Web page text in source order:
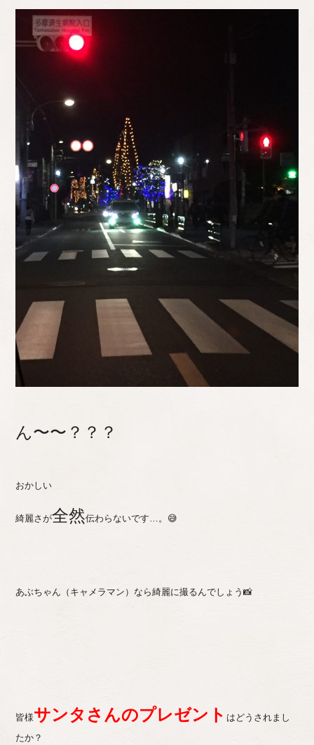
ん〜〜？？？
おかしい
綺麗さが全然伝わらないです…。😅
あぶちゃん（キャメラマン）なら綺麗に撮るんでしょう📸
皆様サンタさんのプレゼント はどうされまし
たか？